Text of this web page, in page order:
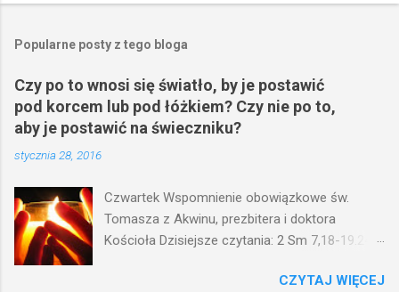
Popularne posty z tego bloga
Czy po to wnosi się światło, by je postawić
pod korcem lub pod łóżkiem? Czy nie po to,
aby je postawić na świeczniku?
stycznia 28, 2016
Czwartek Wspomnienie obowiązkowe św.
Tomasza z Akwinu, prezbitera i doktora
Kościoła Dzisiejsze czytania: 2 Sm 7,18-19.24-
(Mk 4,21-25) Jezus mówił ludowi: Czy po to
CZYTAJ WIĘCEJ